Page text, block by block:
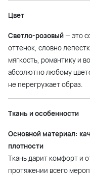
Цвет
Светло-розовый— это
оттенок, словно
мягкость, романтику и
абсолютно любому
не перегружает образ.
Ткань и особенности
Основной материал:
плотности
Ткань дарит комфорт и
протяжении всего